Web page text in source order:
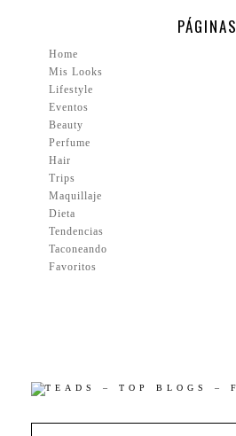
PÁGINAS
Home
Mis Looks
Lifestyle
Eventos
Beauty
Perfume
Hair
Trips
Maquillaje
Dieta
Tendencias
Taconeando
Favoritos